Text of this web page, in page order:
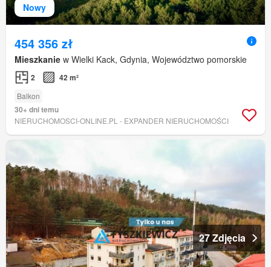
Nowy
454 356 zł
Mieszkanie w Wielki Kack, Gdynia, Województwo pomorskie
2 42 m²
Balkon
30+ dni temu
NIERUCHOMOSCI-ONLINE.PL - EXPANDER NIERUCHOMOŚCI
27 Zdjęcia